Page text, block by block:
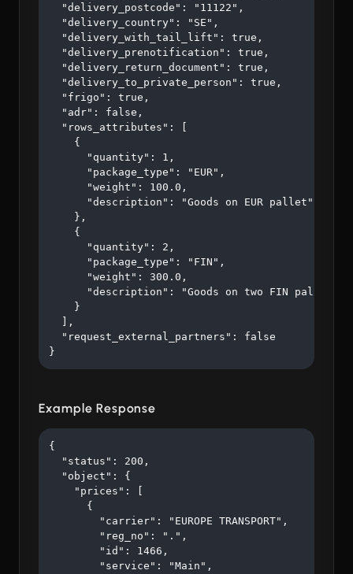
  "delivery_postcode": "11122",
  "delivery_country": "SE",
  "delivery_with_tail_lift": true,
  "delivery_prenotification": true,
  "delivery_return_document": true,
  "delivery_to_private_person": true,
  "frigo": true,
  "adr": false,
  "rows_attributes": [
    {
      "quantity": 1,
      "package_type": "EUR",
      "weight": 100.0,
      "description": "Goods on EUR pallet"
    },
    {
      "quantity": 2,
      "package_type": "FIN",
      "weight": 300.0,
      "description": "Goods on two FIN pallets"
    }
  ],
  "request_external_partners": false
}
Example Response
{
  "status": 200,
  "object": {
    "prices": [
      {
        "carrier": "EUROPE TRANSPORT",
        "reg_no": ".",
        "id": 1466,
        "service": "Main",